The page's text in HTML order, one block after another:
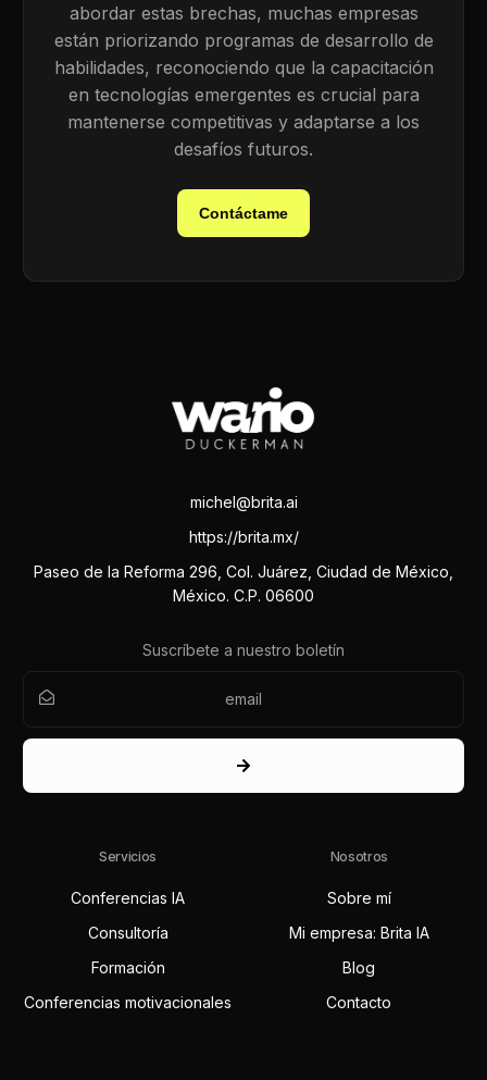
abordar estas brechas, muchas empresas
están priorizando programas de desarrollo de
habilidades, reconociendo que la capacitación
en tecnologías emergentes es crucial para
mantenerse competitivas y adaptarse a los
desafíos futuros.
Contáctame
michel@brita.ai
https://brita.mx/
Paseo de la Reforma 296, Col. Juárez, Ciudad de México,
México. C.P. 06600
Suscríbete a nuestro boletín
Servicios
Conferencias IA
Consultoría
Formación
Conferencias motivacionales
Nosotros
Sobre mí
Mi empresa: Brita IA
Blog
Contacto